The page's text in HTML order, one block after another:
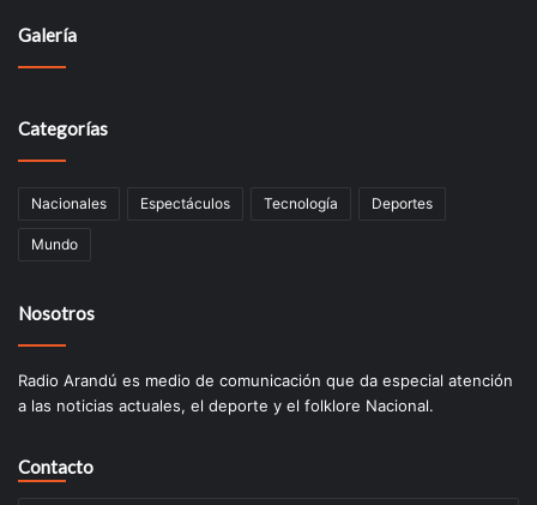
Galería
Categorías
Nacionales Espectáculos Tecnologí­a Deportes
Mundo
Nosotros
Radio Arandú es medio de comunicación que da especial atención
a las noticias actuales, el deporte y el folklore Nacional.
Contacto